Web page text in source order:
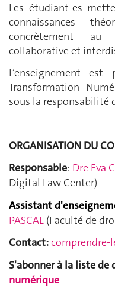
Les étudiant-es
connaissances
concrètement au
collaborative et
L’enseignement
Transformation
sous la responsabilité
ORGANISATION DU
Responsable: Dre Eva
Digital Law Center)
Assistant
PASCAL (Faculté de
Contact:comprendre-
S'abonner à la liste
numérique